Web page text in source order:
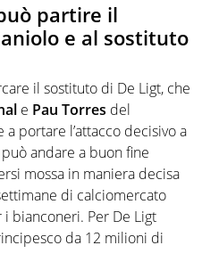
partire il
e al sostituto
il sostituto di De Ligt, che
e Pau Torres del
a portare l’attacco decisivo a
andare a buon fine
mossa in maniera decisa
di calciomercato
bianconeri. Per De Ligt
da 12 milioni di